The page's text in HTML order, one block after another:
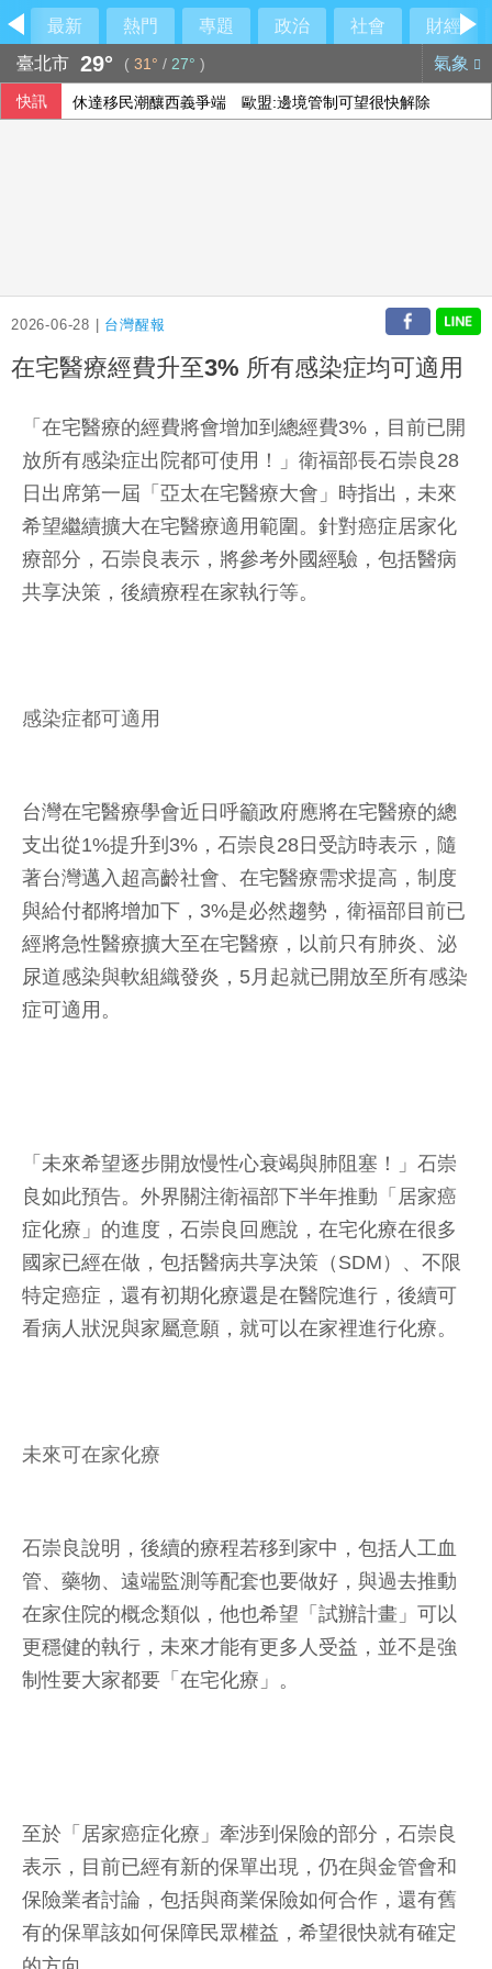
最新 熱門 專題 政治 社會
財經
臺北市 29° ( 31° / 27° ) 氣象
快訊 休達移民潮釀西義爭端 歐盟:邊境管制可望很快解除
2026-06-28 | 台灣醒報
在宅醫療經費升至3% 所有感染症均可適用
「在宅醫療的經費將會增加到總經費3%，目前已開
放所有感染症出院都可使用！」衛福部長石崇良28
日出席第一屆「亞太在宅醫療大會」時指出，未來
希望繼續擴大在宅醫療適用範圍。針對癌症居家化
療部分，石崇良表示，將參考外國經驗，包括醫病
共享決策，後續療程在家執行等。
感染症都可適用
台灣在宅醫療學會近日呼籲政府應將在宅醫療的總
支出從1%提升到3%，石崇良28日受訪時表示，隨
著台灣邁入超高齡社會、在宅醫療需求提高，制度
與給付都將增加下，3%是必然趨勢，衛福部目前已
經將急性醫療擴大至在宅醫療，以前只有肺炎、泌
尿道感染與軟組織發炎，5月起就已開放至所有感染
症可適用。
「未來希望逐步開放慢性心衰竭與肺阻塞！」石崇
良如此預告。外界關注衛福部下半年推動「居家癌
症化療」的進度，石崇良回應說，在宅化療在很多
國家已經在做，包括醫病共享決策（SDM）、不限
特定癌症，還有初期化療還是在醫院進行，後續可
看病人狀況與家屬意願，就可以在家裡進行化療。
未來可在家化療
石崇良說明，後續的療程若移到家中，包括人工血
管、藥物、遠端監測等配套也要做好，與過去推動
在家住院的概念類似，他也希望「試辦計畫」可以
更穩健的執行，未來才能有更多人受益，並不是強
制性要大家都要「在宅化療」。
至於「居家癌症化療」牽涉到保險的部分，石崇良
表示，目前已經有新的保單出現，仍在與金管會和
保險業者討論，包括與商業保險如何合作，還有舊
有的保單該如何保障民眾權益，希望很快就有確定